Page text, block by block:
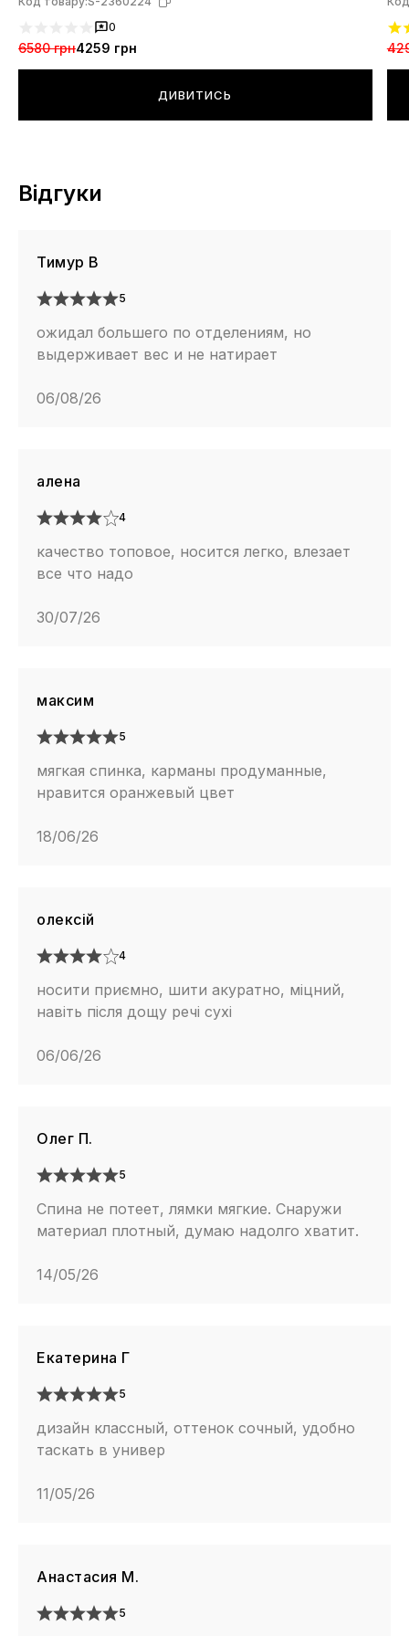
0
6580 грн4259 грн
ДИВИТИСЬ
Відгуки
Тимур В
5
ожидал большего по отделениям, но
выдерживает вес и не натирает
06/08/26
алена
4
качество топовое, носится легко, влезает
все что надо
30/07/26
максим
5
мягкая спинка, карманы продуманные,
нравится оранжевый цвет
18/06/26
олексій
4
носити приємно, шити акуратно, міцний,
навіть після дощу речі сухі
06/06/26
Олег П.
5
Спина не потеет, лямки мягкие. Снаружи
материал плотный, думаю надолго хватит.
14/05/26
Екатерина Г
5
дизайн классный, оттенок сочный, удобно
таскать в универ
11/05/26
Анастасия М.
5